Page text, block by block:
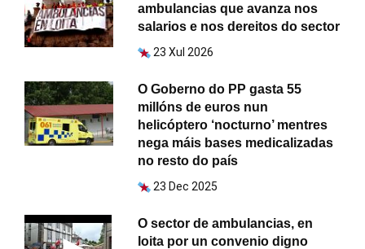
ambulancias que avanza nos
salarios e nos dereitos do sector
23 Xul 2026
O Goberno do PP gasta 55
millóns de euros nun
helicóptero ‘nocturno’ mentres
nega máis bases medicalizadas
no resto do país
23 Dec 2025
O sector de ambulancias, en
loita por un convenio digno